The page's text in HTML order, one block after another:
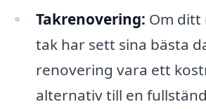
Takrenovering: Om ditt
tak har sett sina bästa
renovering vara ett
alternativ till en